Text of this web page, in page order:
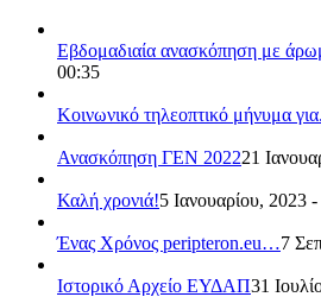
Εβδομαδιαία ανασκόπηση με
00:35
Κοινωνικό τηλεοπτικό μήνυμα
Ανασκόπηση ΓΕΝ 202221
Καλή χρονιά!5 Ιανουαρίου, 2023
Ένας Χρόνος peripteron.eu…7
Ιστορικό Αρχείο ΕΥΔΑΠ31